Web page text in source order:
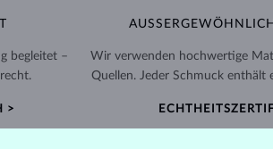
begleitet –
>
Wir verwenden hochwertige
Quellen. Jeder Schmuck enthält